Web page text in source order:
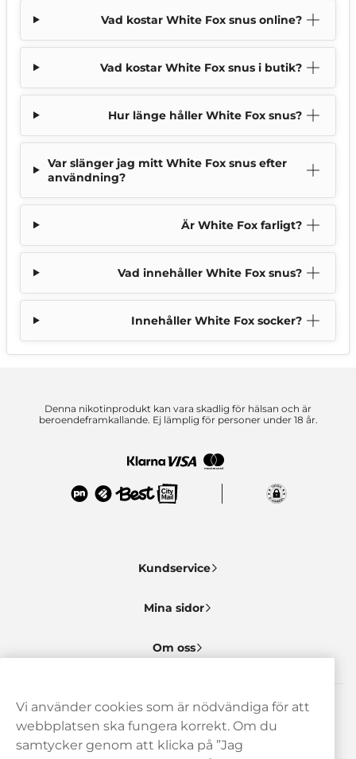
Vad kostar White Fox snus online?
Vad kostar White Fox snus i butik?
Hur länge håller White Fox snus?
Var slänger jag mitt White Fox snus efter
användning?
Är White Fox farligt?
Vad innehåller White Fox snus?
Innehåller White Fox socker?
Denna nikotinprodukt kan vara skadlig för hälsan och är
beroendeframkallande. Ej lämplig för personer under 18 år.
Behöver du hjälp? Kontakta oss gärna!
hej@haypp.com
Kundservice
Mina sidor
Om oss
Vi använder cookies som är nödvändiga för att
webbplatsen ska fungera korrekt. Om du
samtycker genom att klicka på ”Jag